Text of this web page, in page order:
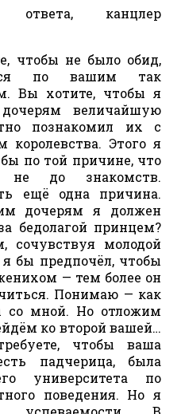
канцлер
чтобы не было обид,
по вашим так
Вы хотите, чтобы я
величайшую
познакомил их с
Этого я
по той причине, что
не до знакомств.
ещё одна причина.
дочерям я должен
бедолагой принцем?
сочувствуя молодой
я бы предпочёл, чтобы
— тем более он
Понимаю — как
со мной. Но отложим
ко второй вашей…
чтобы ваша
падчерица, была
университета по
поведения. Но я